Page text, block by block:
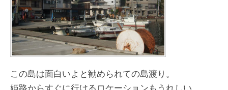
この島は面白いよと勧められての島渡り。